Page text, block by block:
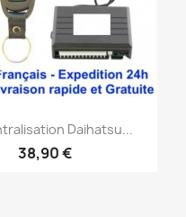
Aperçu rapide
Daihatsu...
38,90 €